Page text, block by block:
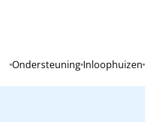
Home
Ondersteuning Inloophuizen